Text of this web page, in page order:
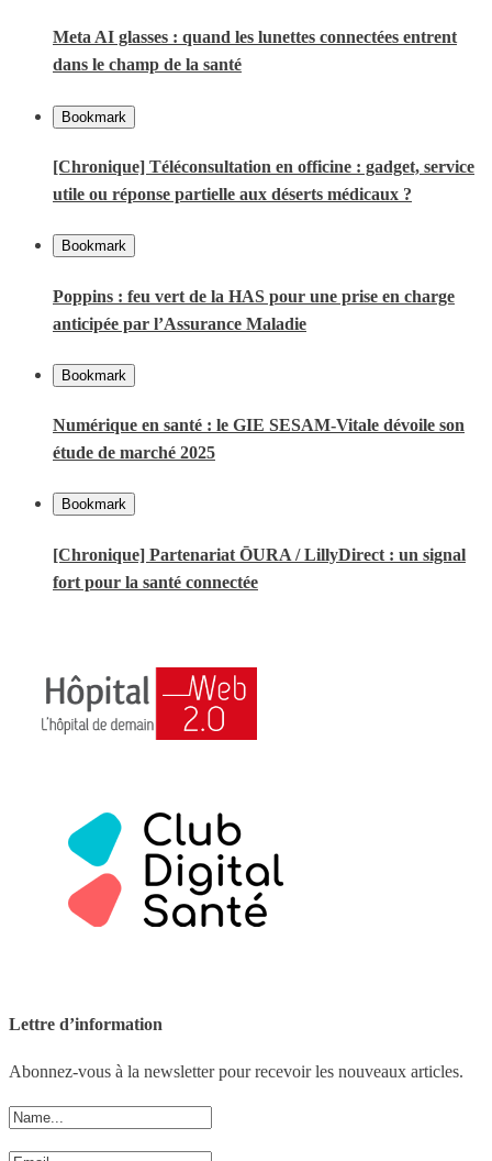
Meta AI glasses : quand les lunettes connectées entrent
dans le champ de la santé
Bookmark
[Chronique] Téléconsultation en officine : gadget, service
utile ou réponse partielle aux déserts médicaux ?
Bookmark
Poppins : feu vert de la HAS pour une prise en charge
anticipée par l’Assurance Maladie
Bookmark
Numérique en santé : le GIE SESAM-Vitale dévoile son
étude de marché 2025
Bookmark
[Chronique] Partenariat ŌURA / LillyDirect : un signal
fort pour la santé connectée
Lettre d’information
Abonnez-vous à la newsletter pour recevoir les nouveaux articles.